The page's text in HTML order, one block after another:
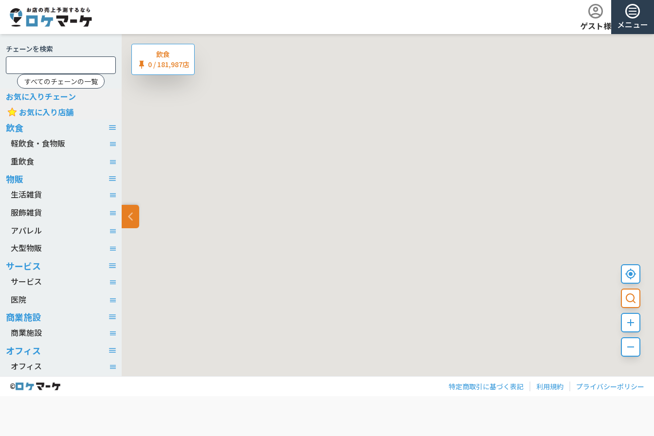
ゲスト様 メニュー
チェーンを検索
すべてのチェーンの一覧
お気に入りチェーン
お気に入り店舗
飲食
軽飲食・食物販
重飲食
物販
生活雑貨
服飾雑貨
アパレル
大型物販
サービス
サービス
医院
商業施設
商業施設
オフィス
オフィス
飲食
0 / 181,987店
© 特定商取引に基づく表記 利用規約 プライバシーポリシー